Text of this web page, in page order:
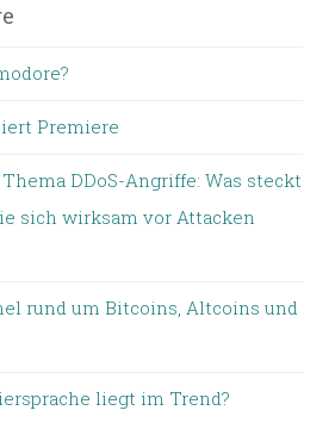
Premiere
DDoS-Angriffe: Was steckt
sich wirksam vor Attacken
rund um Bitcoins, Altcoins und
liegt im Trend?